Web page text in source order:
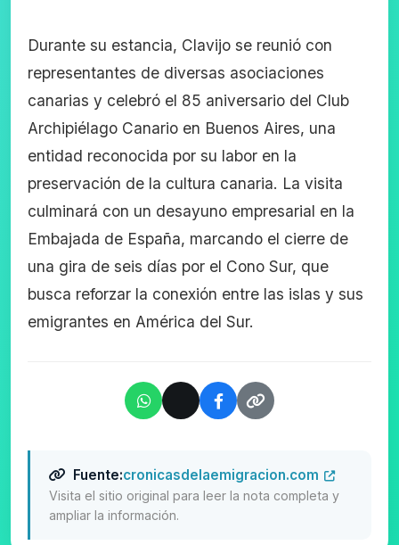
Durante su estancia, Clavijo se reunió con
representantes de diversas asociaciones
canarias y celebró el 85 aniversario del Club
Archipiélago Canario en Buenos Aires, una
entidad reconocida por su labor en la
preservación de la cultura canaria. La visita
culminará con un desayuno empresarial en la
Embajada de España, marcando el cierre de
una gira de seis días por el Cono Sur, que
busca reforzar la conexión entre las islas y sus
emigrantes en América del Sur.
Fuente:cronicasdelaemigracion.com
Visita el sitio original para leer la nota completa y
ampliar la información.